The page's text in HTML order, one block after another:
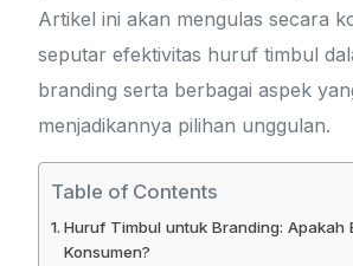
Artikel ini akan mengulas secara
seputar efektivitas huruf timbul
branding serta berbagai aspek
menjadikannya pilihan unggulan.
Table of Contents
Huruf Timbul untuk Branding: Apakah
Konsumen?